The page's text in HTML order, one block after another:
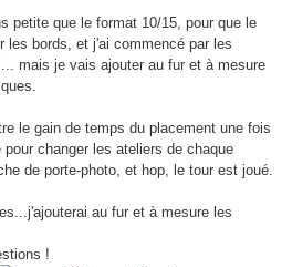
petite que le format 10/15, pour que le
les bords, et j'ai commencé par les
mais je vais ajouter au fur et à mesure
le gain de temps du placement une fois
changer les ateliers de chaque
de porte-photo, et hop, le tour est joué.
au fur et à mesure les
!